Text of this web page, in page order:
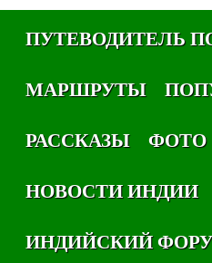
ПУТЕВОДИТЕЛЬ
МАРШРУТЫ
РАССКАЗЫ
ФОТО
НОВОСТИ ИНДИИ
ИНДИЙСКИЙ